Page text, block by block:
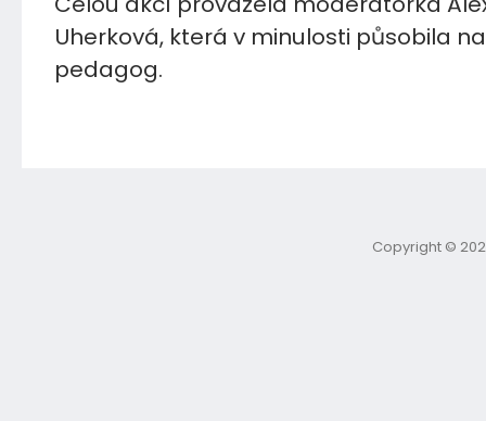
Uherková, která v minulosti působila
pedagog.
Copyright ©